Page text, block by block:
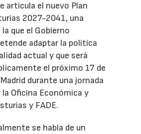
articula el nuevo Plan
2027-2041, una
que el Gobierno
adaptar la política
actual y que será
el próximo 17 de
durante una jornada
Oficina Económica y
y FADE.
se habla de un